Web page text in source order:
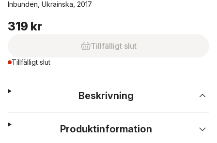
Inbunden, Ukrainska, 2017
319 kr
Tillfälligt slut
Tillfälligt slut
Beskrivning
Produktinformation